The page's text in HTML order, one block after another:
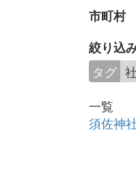
市町村
絞り込
タグ
一覧
須佐神